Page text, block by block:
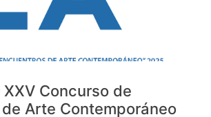
XXV Concurso de
Arte Contemporáneo